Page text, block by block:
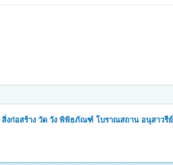
สิ่งก่อสร้าง วัด วัง พิพิธภัณฑ์ โบราณสถาน อนุสาวรีย์